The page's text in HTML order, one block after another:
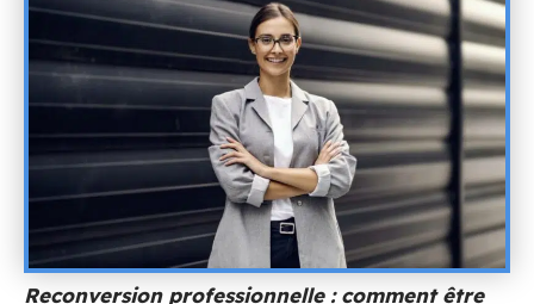
Reconversion professionnelle : comment être